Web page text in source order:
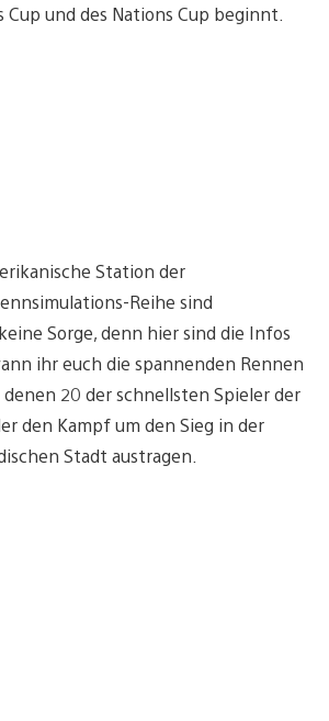
und des Nations Cup beginnt.
Station der
Reihe sind
Sorge, denn hier sind die Infos
ihr euch die spannenden Rennen
20 der schnellsten Spieler der
den Kampf um den Sieg in der
Stadt austragen.